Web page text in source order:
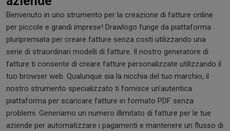
Benvenuto in uno strumento per la creazione di fatture online
per piccole e grandi imprese! Drawlogo funge da piattaforma
pluripremiata per creare fatture senza costi utilizzando una
serie di straordinari modelli di fatture. Il nostro generatore di
fatture ti consente di creare fatture personalizzate utilizzando il
tuo browser web. Qualunque sia la nicchia del tuo marchio, il
nostro strumento specializzato ti fornisce un'autentica
piattaforma per scaricare fatture in formato PDF senza
problemi. Generiamo un numero illimitato di fatture per le tue
aziende per automatizzare i pagamenti e mantenere un flusso di